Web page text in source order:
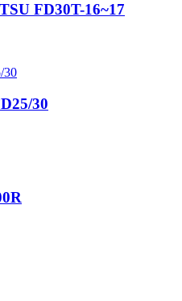
FD30T-16~17
30